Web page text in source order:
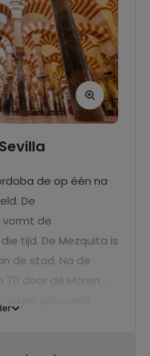
de op één na
De
vormt de
tijd. De Mezquita is
de stad. Na de
door de Moren